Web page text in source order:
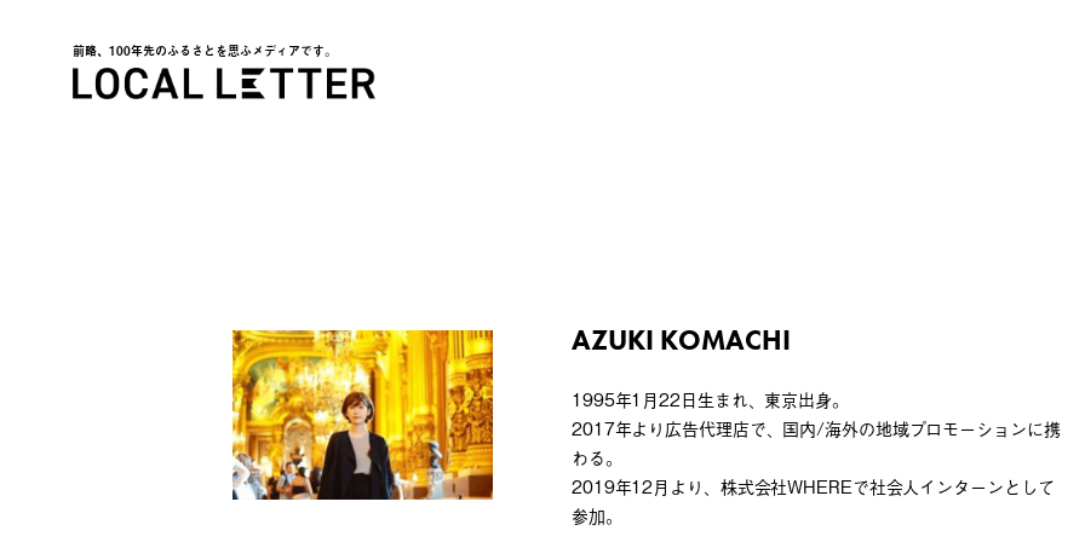
前略、100年先のふるさとを思ふメディアです。
AZUKI KOMACHI
1995年1月22日生まれ、東京出身。
2017年より広告代理店で、国内/海外の地域プロモーションに携
わる。
2019年12月より、株式会社WHEREで社会人インターンとして
参加。